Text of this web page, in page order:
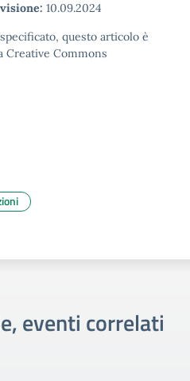
10.09.2024
questo articolo è
Creative Commons
eventi correlati